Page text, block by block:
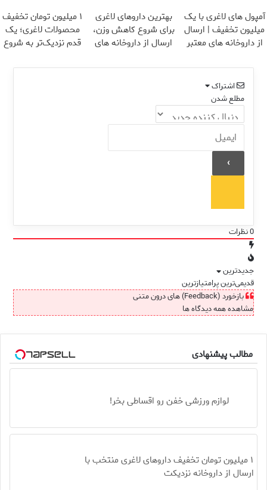
آمپول های لاغری با یک
میلیون تخفیف | ارسال
از داروخانه های معتبر
بهترین داروهای لاغری
برای شروع کاهش وزن،
ارسال از داروخانه های
۱ میلیون تومان تخفیف
محصولات لاغری؛ یک
قدم نزدیک‌تر به شروع
اشتراک
مطلع شدن
0نظرات
جدیدترین
قدیمی‌ترینپرامتیازترین
بازخورد (Feedback) های درون متنی
مشاهده همه دیدگاه ها
مطالب پیشنهادی
لوازم ورزشی خفن رو اقساطی بخر!
۱ میلیون تومان تخفیف داروهای لاغری منتخب با
ارسال از داروخانه نزدیکت